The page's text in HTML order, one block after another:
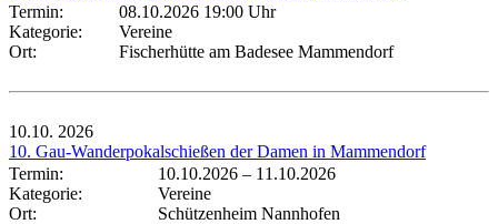
Termin:
08.10.2026 19:00 Uhr
Kategorie:
Vereine
Ort:
Fischerhütte am Badesee Mammendorf
10.10. 2026
10. Gau-Wanderpokalschießen der Damen in Mammendorf
Termin:
10.10.2026 – 11.10.2026
Kategorie:
Vereine
Ort:
Schützenheim Nannhofen